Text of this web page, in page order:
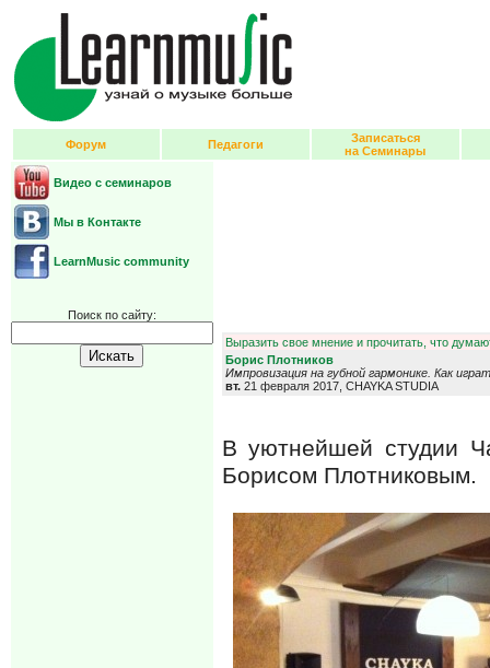
Форум Педагоги
Записаться
на Семинары
Видео с семинаров
Мы в Контакте
LearnMusic community
Поиск по сайту:
Выразить свое мнение и прочитать, что
Борис Плотников
Импровизация на губной гармонике. Как
вт.21 февраля 2017, CHAYKA STUDIA
В уютнейшей студии
Борисом Плотниковым.